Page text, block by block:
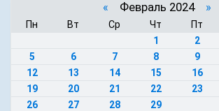
« Февраль 2024 »
Пн Вт Ср Чт Пт
1
2
5
6 7 8 9
12
13 14 15 16
19
20 21 22 23
26
27 28 29